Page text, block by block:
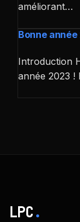
améliorant…
Bonne
Introduction
année 2023 !
LPC.